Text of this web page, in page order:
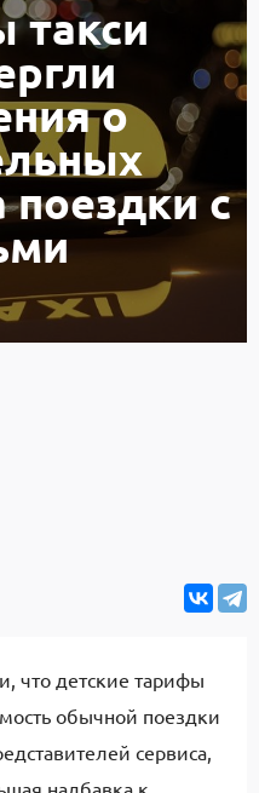
такси
о
поездки с
что детские тарифы
обычной поездки
сервиса,
надбавка к